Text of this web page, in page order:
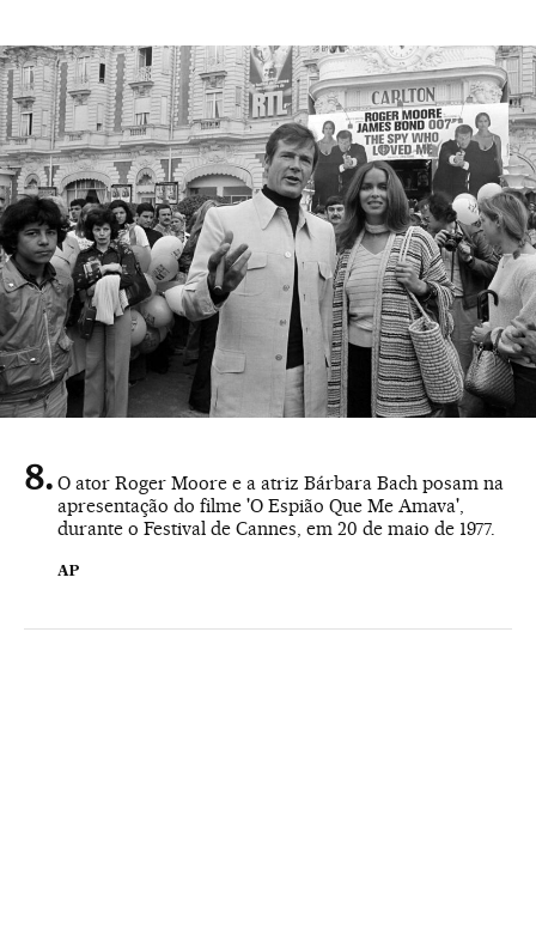
O ator Roger Moore e a atriz Bárbara Bach posam na
apresentação do filme 'O Espião Que Me Amava',
durante o Festival de Cannes, em 20 de maio de 1977.
AP